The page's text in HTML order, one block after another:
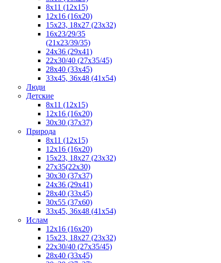
8x11 (12х15)
12x16 (16х20)
15x23, 18х27 (23х32)
16х23/29/35
(21х23/39/35)
24x36 (29х41)
22x30/40 (27x35/45)
28х40 (33х45)
33х45, 36х48 (41х54)
Люди
Детские
8x11 (12x15)
12x16 (16x20)
30х30 (37х37)
Природа
8x11 (12x15)
12x16 (16х20)
15x23, 18х27 (23х32)
27х35(22x30)
30х30 (37х37)
24х36 (29х41)
28x40 (33x45)
30x55 (37x60)
33х45, 36x48 (41x54)
Ислам
12х16 (16х20)
15x23, 18х27 (23х32)
22х30/40 (27х35/45)
28х40 (33х45)